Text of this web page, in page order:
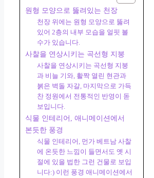
원형 모양으로 뚫려있는 천장
천장 위에는 원형 모양으로 뚫려
있어 2층의 내부 모습을 얼핏 볼
수가 있습니다.
사찰을 연상시키는 곡선형 지붕
사찰을 연상시키는 곡선형 지붕
과 비늘 기와, 활짝 열린 현관과
붉은 벽돌 자갈, 마지막으로 가득
찬 정원에서 전통적인 반영이 돋
보입니다.
식물 인테리어, 애니메이션에서
본듯한 풍경
식물 인테리어, 먼가 베트남 사찰
에 온듯한 느낌이 들면서도 옛 시
절에 있을 법한 그런 건물로 보입
니다:) 이런 풍경 애니메이션에서